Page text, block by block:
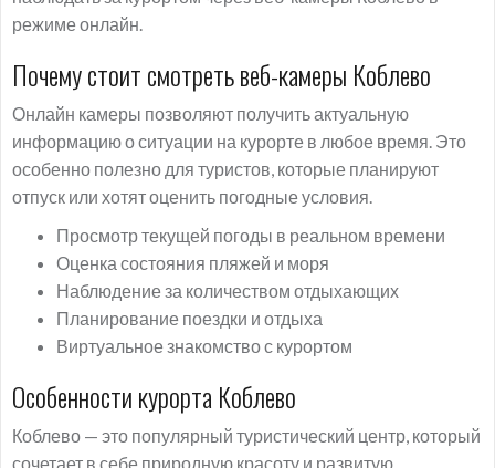
режиме онлайн.
Почему стоит смотреть веб-камеры Коблево
Онлайн камеры позволяют получить актуальную
информацию о ситуации на курорте в любое время. Это
особенно полезно для туристов, которые планируют
отпуск или хотят оценить погодные условия.
Просмотр текущей погоды в реальном времени
Оценка состояния пляжей и моря
Наблюдение за количеством отдыхающих
Планирование поездки и отдыха
Виртуальное знакомство с курортом
Особенности курорта Коблево
Коблево — это популярный туристический центр, который
сочетает в себе природную красоту и развитую